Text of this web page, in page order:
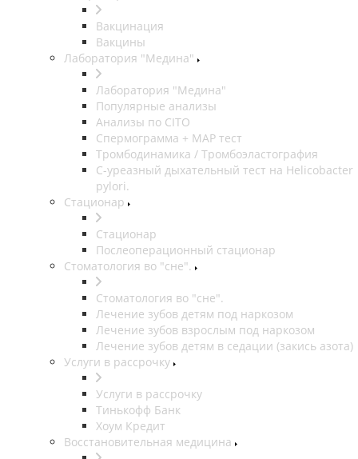
Вакцинация
Вакцины
Лаборатория "Медина"
Лаборатория "Медина"
Популярные анализы
Анализы по CITO
Спермограмма + МАР тест
Тромбодинамика / Тромбоэластография
С-уреазный дыхательный тест на Helicobacter
pylori.
Стационар
Стационар
Послеоперационный стационар
Стоматология во "сне".
Стоматология во "сне".
Лечение зубов детям под наркозом
Лечение зубов взрослым под наркозом
Лечение зубов детям в седации (закись азота)
Услуги в рассрочку
Услуги в рассрочку
Тинькофф Банк
Хоум Кредит
Восстановительная медицина